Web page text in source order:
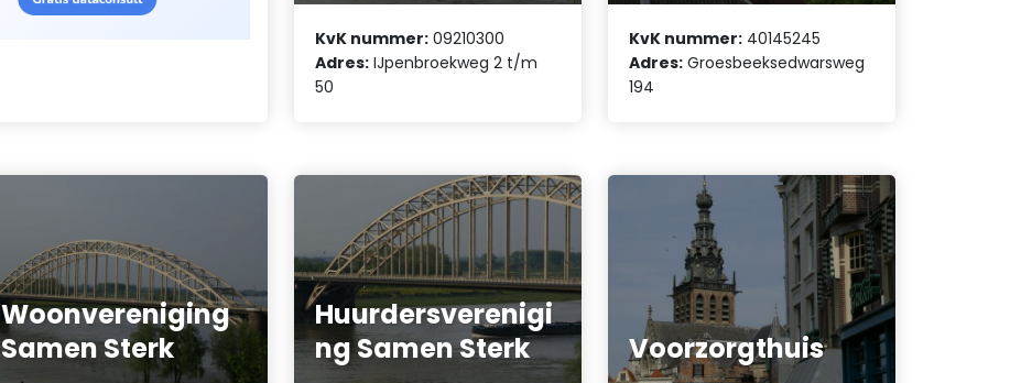
KvK nummer: 09210300
Adres: IJpenbroekweg 2 t/m
50
KvK nummer: 40145245
Adres: Groesbeeksedwarsweg
194
Woonvereniging
Samen Sterk
Huurdersverenigi
ng Samen Sterk
Voorzorgthuis